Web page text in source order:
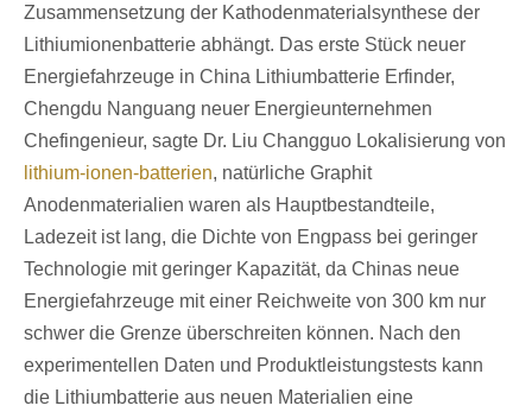
Zusammensetzung der Kathodenmaterialsynthese der
Lithiumionenbatterie abhängt. Das erste Stück neuer
Energiefahrzeuge in China Lithiumbatterie Erfinder,
Chengdu Nanguang neuer Energieunternehmen
Chefingenieur, sagte Dr. Liu Changguo Lokalisierung von
lithium-ionen-batterien, natürliche Graphit
Anodenmaterialien waren als Hauptbestandteile,
Ladezeit ist lang, die Dichte von Engpass bei geringer
Technologie mit geringer Kapazität, da Chinas neue
Energiefahrzeuge mit einer Reichweite von 300 km nur
schwer die Grenze überschreiten können. Nach den
experimentellen Daten und Produktleistungstests kann
die Lithiumbatterie aus neuen Materialien eine